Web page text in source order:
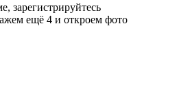
зарегистрируйтесь
ещё 4 и откроем фото